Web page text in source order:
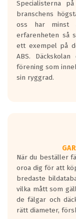
längsta.
Inga D eller G
personbilar och
Betyget sätts
skall bromsa in
0.5-1.5 mm vatten.
I 80km/h
Vid körning i
rullmotståndets
motorljudet.
På
en symbol av ett
bullernivå
medans de vita
ett tyst däck.
Specialisterna
branschens
oss har minst
erfarenheten så
ett exempel på
ABS.
förening som
sin ryggrad.
När du beställer
oroa dig för att
bredaste
vilka mått som
de fälgar och
rätt diameter,